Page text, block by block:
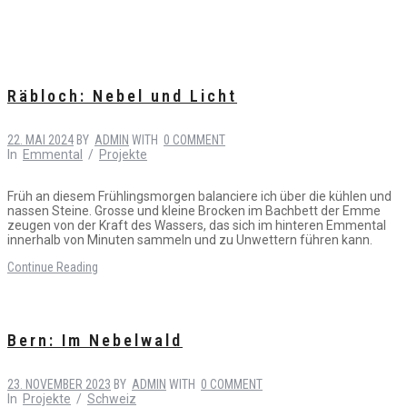
Räbloch: Nebel und Licht
22. MAI 2024 BY ADMIN WITH 0 COMMENT
In Emmental / Projekte
Früh an diesem Frühlingsmorgen balanciere ich über die kühlen und
nassen Steine. Grosse und kleine Brocken im Bachbett der Emme
zeugen von der Kraft des Wassers, das sich im hinteren Emmental
innerhalb von Minuten sammeln und zu Unwettern führen kann.
Continue Reading
Bern: Im Nebelwald
23. NOVEMBER 2023 BY ADMIN WITH 0 COMMENT
In Projekte / Schweiz